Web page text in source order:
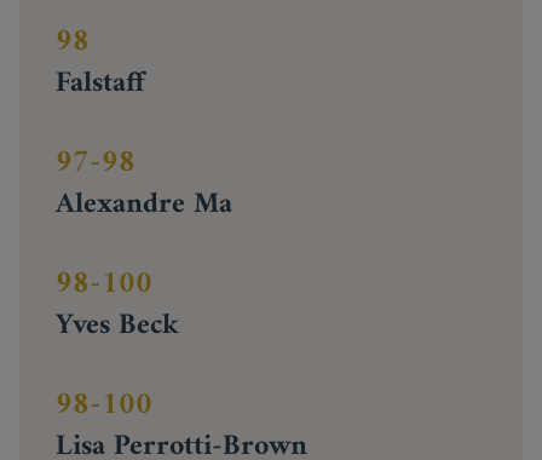
98
Falstaff
97-98
Alexandre Ma
98-100
Yves Beck
98-100
Lisa Perrotti-Brown